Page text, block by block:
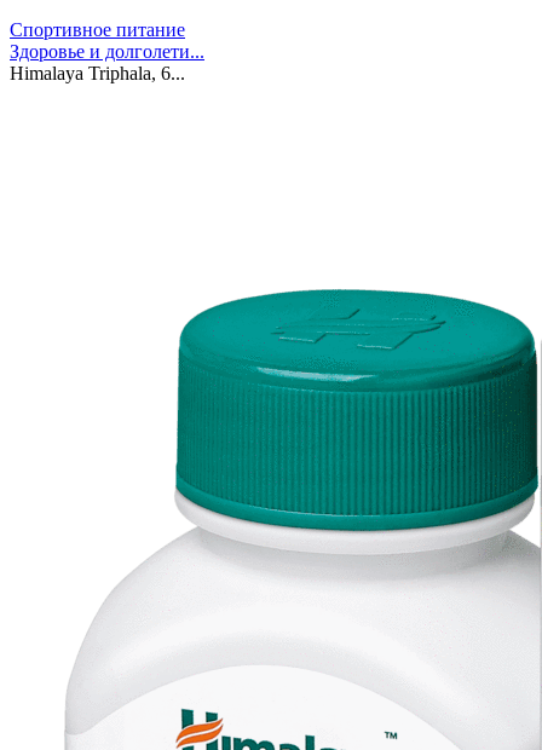
Спортивное питание
Здоровье и долголети...
Himalaya Triphala, 6...